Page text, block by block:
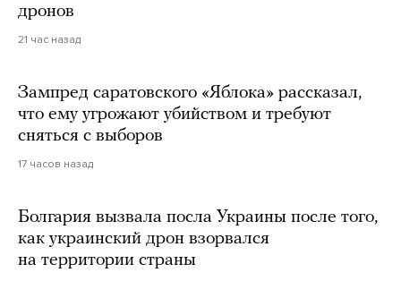
дронов
21 час назад
Зампред саратовского «Яблока» рассказал,
что ему угрожают убийством и требуют
сняться с выборов
17 часов назад
Болгария вызвала посла Украины после того,
как украинский дрон взорвался
на территории страны